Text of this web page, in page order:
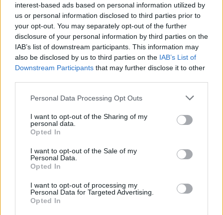
interest-based ads based on personal information utilized by
us or personal information disclosed to third parties prior to
your opt-out. You may separately opt-out of the further
disclosure of your personal information by third parties on the
IAB’s list of downstream participants. This information may
also be disclosed by us to third parties on the IAB’s List of
Downstream Participants that may further disclose it to other
Personal Data Processing Opt Outs
I want to opt-out of the Sharing of my
personal data.
Opted In
I want to opt-out of the Sale of my
Personal Data.
Opted In
I want to opt-out of processing my
Personal Data for Targeted Advertising.
Opted In
Todo lo fue
Lenin Ramirez
Mix Te Sueño
Ahora Soy Mi Prioridad